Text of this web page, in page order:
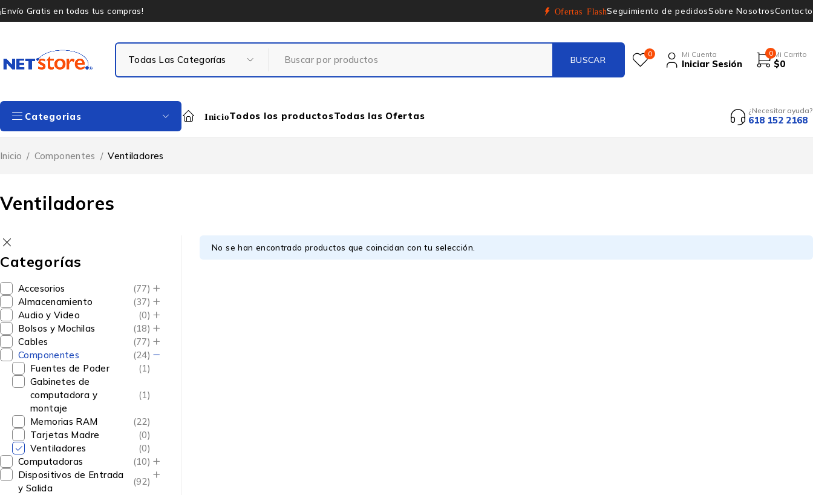
¡Envío Gratis en todas tus compras! Ofertas FlashSeguimiento de pedidosSobre NosotrosContacto
0 Mi Cuenta
Iniciar Sesión
0 Mi Carrito
$0
Categorias InicioTodos los productosTodas las Ofertas ¿Necesitar ayuda?
618 152 2168
Ventiladores
Inicio / Componentes / Ventiladores
Categorías
Accesorios
(77)
Almacenamiento
(37)
Audio y Video
(0)
Bolsos y Mochilas
(18)
Cables
(77)
Componentes
(24)
Fuentes de Poder
(1)
Gabinetes de
computadora y
montaje
(1)
Memorias RAM
(22)
Tarjetas Madre
(0)
Ventiladores
(0)
Computadoras
(10)
Dispositivos de Entrada
y Salida
(92)
No se han encontrado productos que coincidan con tu selección.